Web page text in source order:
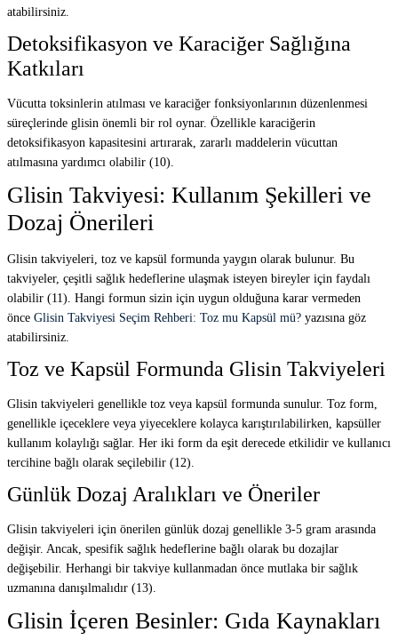
atabilirsiniz.
Detoksifikasyon ve Karaciğer Sağlığına
Katkıları
Vücutta toksinlerin atılması ve karaciğer fonksiyonlarının düzenlenmesi
süreçlerinde glisin önemli bir rol oynar. Özellikle karaciğerin
detoksifikasyon kapasitesini artırarak, zararlı maddelerin vücuttan
atılmasına yardımcı olabilir (10).
Glisin Takviyesi: Kullanım Şekilleri ve
Dozaj Önerileri
Glisin takviyeleri, toz ve kapsül formunda yaygın olarak bulunur. Bu
takviyeler, çeşitli sağlık hedeflerine ulaşmak isteyen bireyler için faydalı
olabilir (11). Hangi formun sizin için uygun olduğuna karar vermeden
önce Glisin Takviyesi Seçim Rehberi: Toz mu Kapsül mü? yazısına göz
atabilirsiniz.
Toz ve Kapsül Formunda Glisin Takviyeleri
Glisin takviyeleri genellikle toz veya kapsül formunda sunulur. Toz form,
genellikle içeceklere veya yiyeceklere kolayca karıştırılabilirken, kapsüller
kullanım kolaylığı sağlar. Her iki form da eşit derecede etkilidir ve kullanıcı
tercihine bağlı olarak seçilebilir (12).
Günlük Dozaj Aralıkları ve Öneriler
Glisin takviyeleri için önerilen günlük dozaj genellikle 3-5 gram arasında
değişir. Ancak, spesifik sağlık hedeflerine bağlı olarak bu dozajlar
değişebilir. Herhangi bir takviye kullanmadan önce mutlaka bir sağlık
uzmanına danışılmalıdır (13).
Glisin İçeren Besinler: Gıda Kaynakları